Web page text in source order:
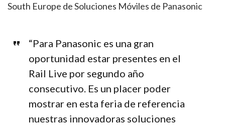
South Europe de Soluciones Móviles de Panasonic
“Para Panasonic es una gran
oportunidad estar presentes en el
Rail Live por segundo año
consecutivo. Es un placer poder
mostrar en esta feria de referencia
nuestras innovadoras soluciones